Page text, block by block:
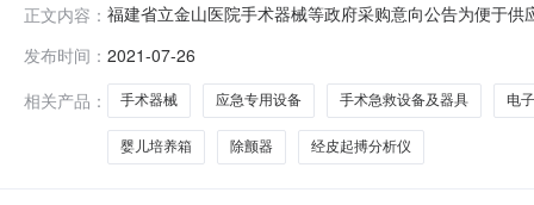
正文内容： 福建省立金山医院手术器械等政府采购意向公告为便于
名称采购品目采购需求概况预算金额(万元)预留面向中小
批，用于突发事件应急需
发布时间： 2021-07-26
相关产品：
手术器械 应急专用设备 手术急救设备及器具 电
婴儿培养箱 除颤器 经皮起搏分析仪